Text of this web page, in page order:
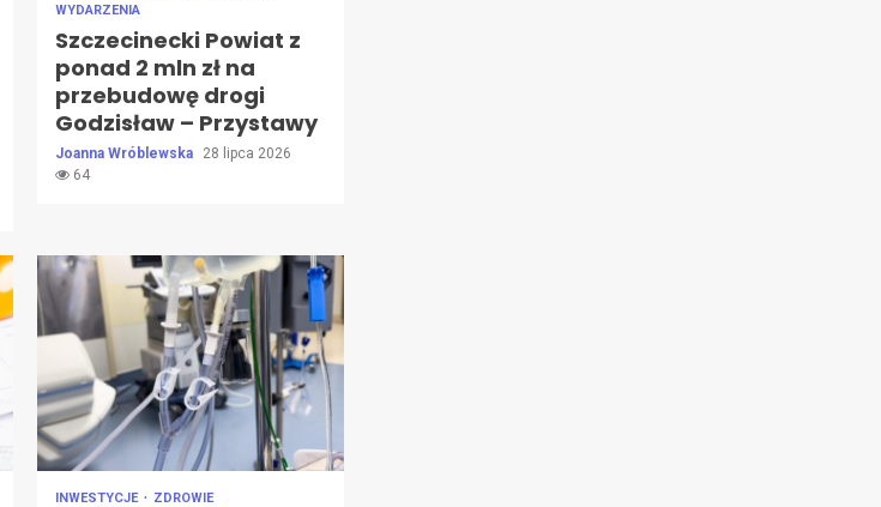
WYDARZENIA
Szczecinecki Powiat z
ponad 2 mln zł na
przebudowę drogi
Godzisław – Przystawy
Joanna Wróblewska
28 lipca 2026
64
INWESTYCJE ZDROWIE